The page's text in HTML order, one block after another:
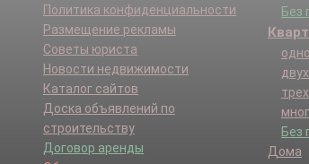
Политика конфиденциальности
Размещение рекламы
Советы юриста
Новости недвижимости
Каталог сайтов
Доска объявлений по
строительству
Договор аренды
Без
Без
Дома